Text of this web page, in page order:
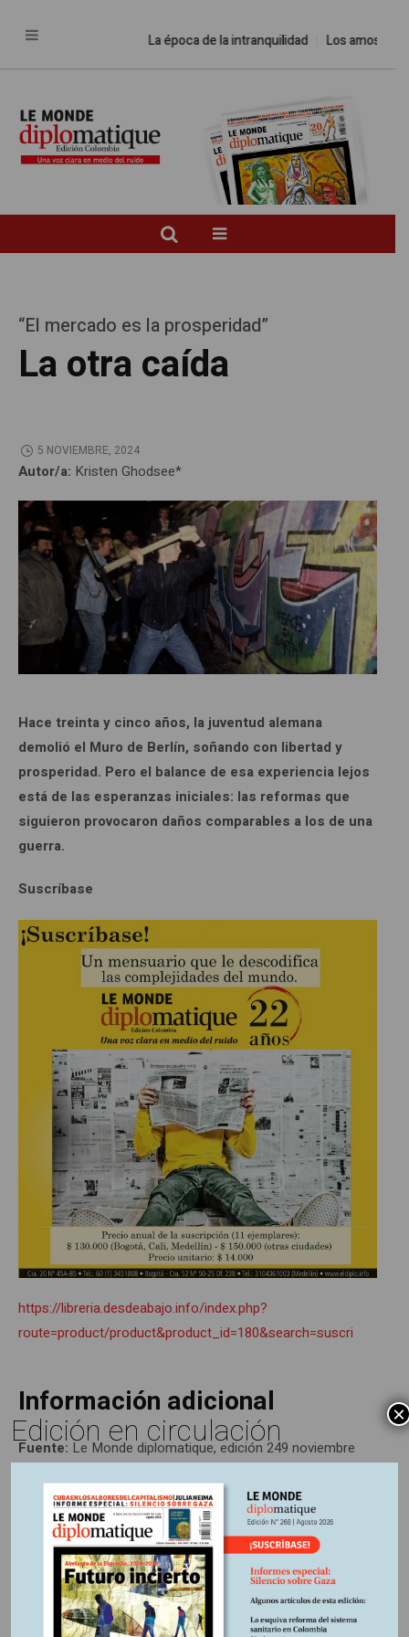
La época de la intranquilidad Los amos del mundo
“El mercado es la prosperidad”
La otra caída
5 NOVIEMBRE, 2024
Autor/a: Kristen Ghodsee*
Hace treinta y cinco años, la juventud alemana
demolió el Muro de Berlín, soñando con libertad y
prosperidad. Pero el balance de esa experiencia lejos
está de las esperanzas iniciales: las reformas que
siguieron provocaron daños comparables a los de una
guerra.
Suscríbase
https://libreria.desdeabajo.info/index.php?
route=product/product&product_id=180&search=suscri
Información adicional
Fuente: Le Monde diplomatique, edición 249 noviembre
Otros Artículos
LIBROS RESEÑADOS SIN CATEGORÍA
Edición en circulación ×